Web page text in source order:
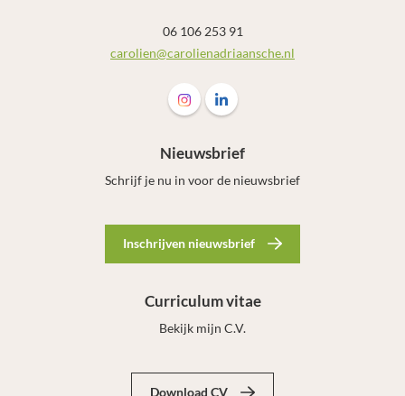
06 106 253 91
carolien@carolienadriaansche.nl
Volg ons op Instagram Carolien
Volg ons op LinkedIn Carolien
Nieuwsbrief
Schrijf je nu in voor de nieuwsbrief
Inschrijven nieuwsbrief
Curriculum vitae
Bekijk mijn C.V.
Download CV